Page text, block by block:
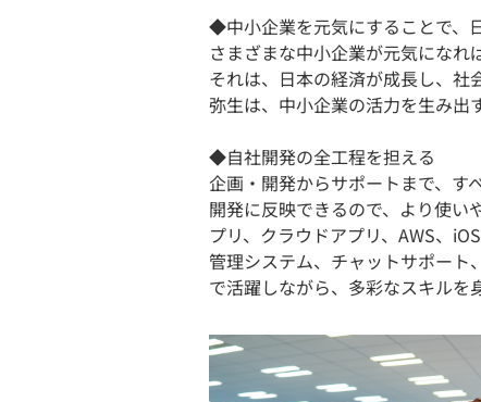
◆中小企業を元気にすることで、
さまざまな中小企業が元気になれ
それは、日本の経済が成長し、社
弥生は、中小企業の活力を生み出
◆自社開発の全工程を担える
企画・開発からサポートまで、す
開発に反映できるので、より使い
プリ、クラウドアプリ、AWS、
管理システム、チャットサポート
で活躍しながら、多彩なスキルを